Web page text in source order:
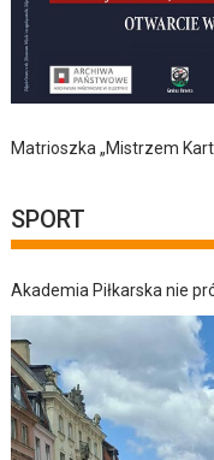
Matrioszka „Mistrzem
SPORT
Akademia Piłkarska nie